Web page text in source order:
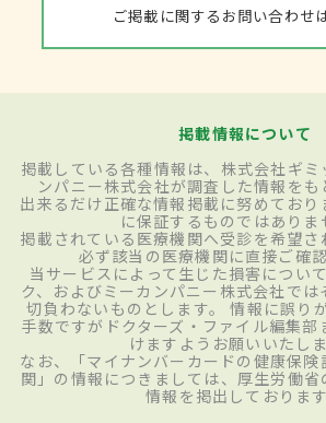
ご掲載に関するお問い合わせ
掲載情報について
掲載している各種情報は、株式会社ギミ
ンパニー株式会社が調査した情報をも
出来るだけ正確な情報掲載に努めており
に保証するものではありま
掲載されている医療機関へ受診を希望さ
必ず該当の医療機関に直接ご確認
当サービスによって生じた損害につい
ク、およびミーカンパニー株式会社で
切負わないものとします。 情報に誤り
手数ですがドクターズ・ファイル編集部
けますようお願いいたしま
なお、「マイナンバーカードの健康保険
関」の情報につきましては、厚生労働省
情報を掲出しております